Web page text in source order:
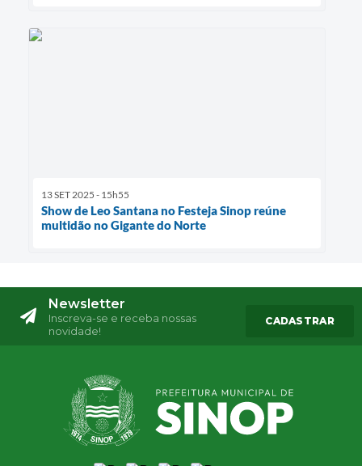
13 SET 2025 - 15h55
Show de Leo Santana no Festeja Sinop reúne
multidão no Gigante do Norte
Newsletter
Inscreva-se e receba nossas
novidade!
CADASTRAR